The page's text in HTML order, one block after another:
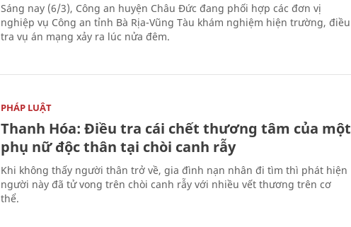
Sáng nay (6/3), Công an huyện Châu Đức đang phối hợp các đơn vị
nghiệp vụ Công an tỉnh Bà Rịa-Vũng Tàu khám nghiệm hiện trường, điều
tra vụ án mạng xảy ra lúc nửa đêm.
PHÁP LUẬT
Thanh Hóa: Điều tra cái chết thương tâm của một
phụ nữ độc thân tại chòi canh rẫy
Khi không thấy người thân trở về, gia đình nạn nhân đi tìm thì phát hiện
người này đã tử vong trên chòi canh rẫy với nhiều vết thương trên cơ
thể.